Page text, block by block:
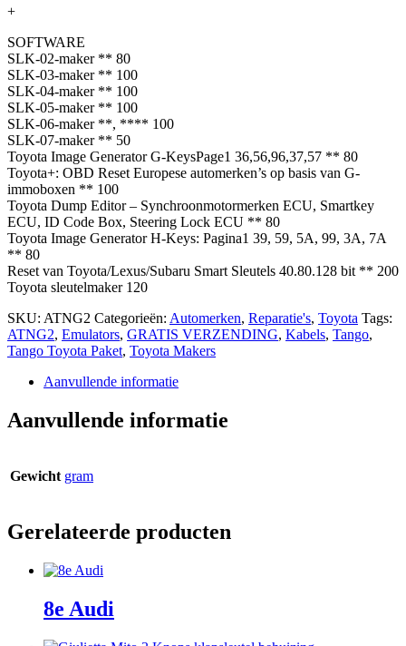
+
SOFTWARE
SLK-02-maker ** 80
SLK-03-maker ** 100
SLK-04-maker ** 100
SLK-05-maker ** 100
SLK-06-maker **, **** 100
SLK-07-maker ** 50
Toyota Image Generator G-KeysPage1 36,56,96,37,57 ** 80
Toyota+: OBD Reset Europese automerken’s op basis van G-
immoboxen ** 100
Toyota Dump Editor – Synchroonmotormerken ECU, Smartkey
ECU, ID Code Box, Steering Lock ECU ** 80
Toyota Image Generator H-Keys: Pagina1 39, 59, 5A, 99, 3A, 7A
** 80
Reset van Toyota/Lexus/Subaru Smart Sleutels 40.80.128 bit ** 200
Toyota sleutelmaker 120
SKU: ATNG2 Categorieën: Automerken, Reparatie's, Toyota Tags:
ATNG2, Emulators, GRATIS VERZENDING, Kabels, Tango,
Tango Toyota Paket, Toyota Makers
Aanvullende informatie
Aanvullende informatie
Gewicht gram
Gerelateerde producten
8e Audi